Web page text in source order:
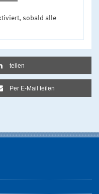
sobald alle
teilen
Per E-Mail teilen